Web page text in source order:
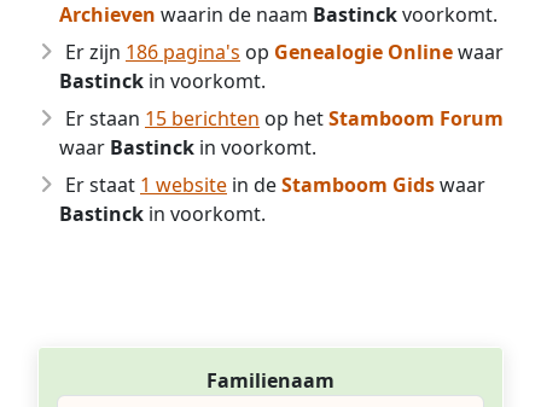
Archieven waarin de naam Bastinckvoorkomt.
Er zijn 186 pagina's op Genealogie Onlinewaar
Bastinck in voorkomt.
Er staan 15 berichten op hetStamboom Forum
waar Bastinck in voorkomt.
Er staat 1 website in deStamboom Gidswaar
Bastinck in voorkomt.
Familienaam